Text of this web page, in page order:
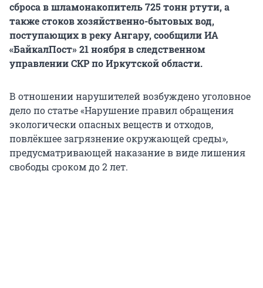
сброса в шламонакопитель 725 тонн ртути, а
также стоков хозяйственно-бытовых вод,
поступающих в реку Ангару, сообщили ИА
«БайкалПост» 21 ноября в следственном
управлении СКР по Иркутской области.
В отношении нарушителей возбуждено уголовное
дело по статье «Нарушение правил обращения
экологически опасных веществ и отходов,
повлёкшее загрязнение окружающей среды»,
предусматривающей наказание в виде лишения
свободы сроком до 2 лет.